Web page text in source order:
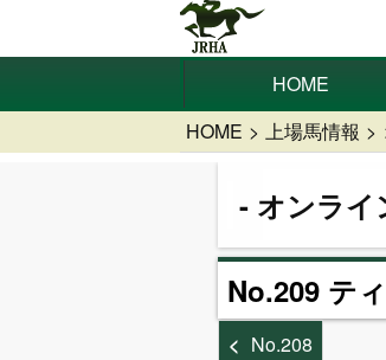
HOME
HOME 上場馬情報
オンライ
No.209 テ
No.208